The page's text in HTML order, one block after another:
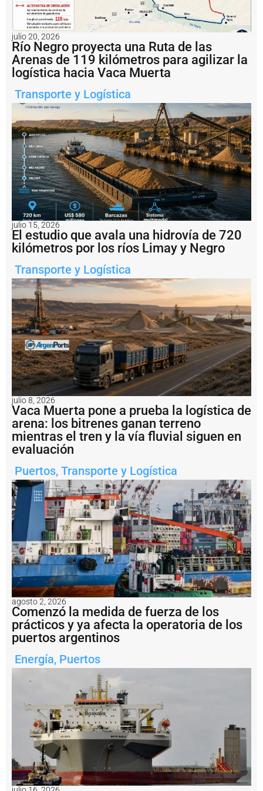
u
0
a
ñ
o
s
c
o
2
5
0
b
e
c
a
ri
o
e
n
e
T
e
a
t
r
o
C
o
l
ó
n
B
a
h
í
a
B
l
a
n
c
a
:
p
m
e
r
a
s
i
m
á
g
e
n
e
s
ti
v
o
julio 20, 2026
Río Negro proyecta una Ruta de las
Arenas de 119 kilómetros para agilizar la
logística hacia Vaca Muerta
Transporte y Logística
julio 15, 2026
El estudio que avala una hidrovía de 720
kilómetros por los ríos Limay y Negro
Transporte y Logística
julio 8, 2026
Vaca Muerta pone a prueba la logística de
arena: los bitrenes ganan terreno
mientras el tren y la vía fluvial siguen en
evaluación
Puertos, Transporte y Logística
agosto 2, 2026
Comenzó la medida de fuerza de los
prácticos y ya afecta la operatoria de los
puertos argentinos
Energía, Puertos